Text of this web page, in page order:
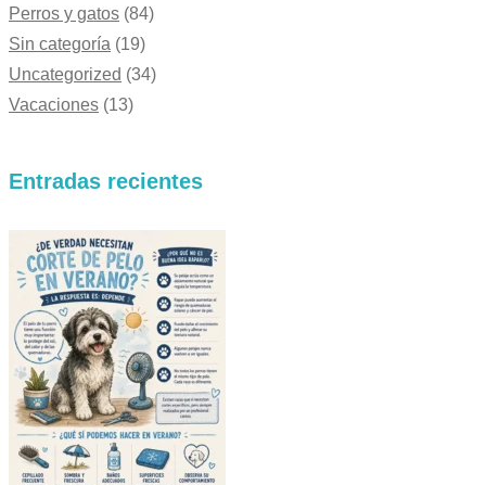
Perros y gatos (84)
Sin categoría (19)
Uncategorized (34)
Vacaciones (13)
Entradas recientes